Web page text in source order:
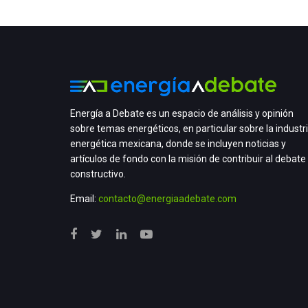
Energía a Debate es un espacio de análisis y opinión
sobre temas energéticos, en particular sobre la
energética mexicana, donde se incluyen noticias y
artículos de fondo con la misión de contribuir al debate
constructivo.
Email: contacto@energiaadebate.com